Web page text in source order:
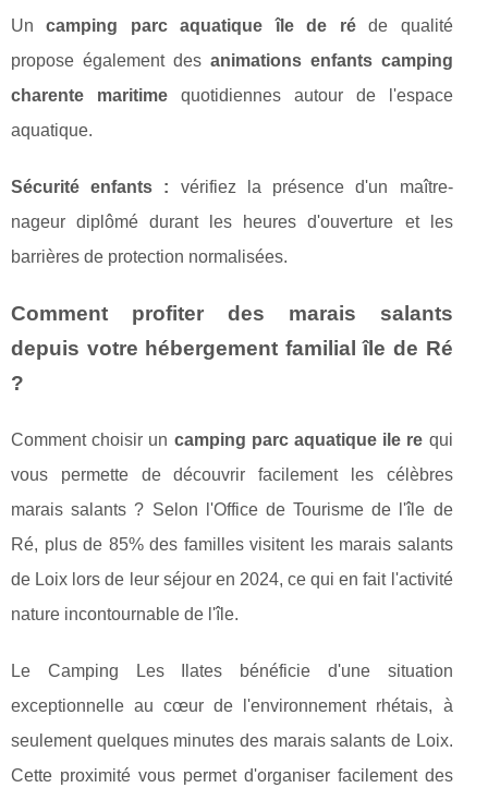
Uncamping parc aquatique île de réde qualité
propose également des animations enfants camping
charente maritimequotidiennes autour de l'espace
aquatique.
Sécurité enfants : vérifiez la présence d'un maître-
nageur diplômé durant les heures d'ouverture et les
barrières de protection normalisées.
Comment profiter des marais salants
depuis votre hébergement familial île de Ré
?
Comment choisir un camping parc aquatique ile re qui
vous permette de découvrir facilement les célèbres
marais salants ? Selon l'Office de Tourisme de l'île de
Ré, plus de 85% des familles visitent les marais salants
de Loix lors de leur séjour en 2024, ce qui en fait l'activité
nature incontournable de l'île.
Le Camping Les Ilates bénéficie d'une situation
exceptionnelle au cœur de l'environnement rhétais, à
seulement quelques minutes des marais salants de Loix.
Cette proximité vous permet d'organiser facilement des